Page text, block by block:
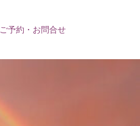
ご予約・お問合せ